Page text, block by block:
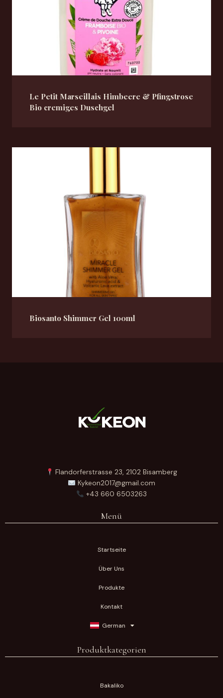
Le Petit Marseillais Himbeere & Pfingstrose
Bio cremiges Duschgel
Biosanto Shimmer Gel 100ml
Flandorferstrasse 23, 2102 Bisamberg
Kykeon2017@gmail.com
+43 660 6503263
Menü
Startseite
Über Uns
Produkte
Kontakt
German
Produktkategorien
Bakaliko